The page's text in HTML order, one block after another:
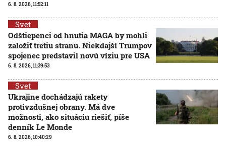
6. 8. 2026, 11:52:11
Svet
Odštiepenci od hnutia MAGA by mohli
založiť tretiu stranu. Niekdajší Trumpov
spojenec predstavil novú víziu pre USA
6. 8. 2026, 11:39:53
Svet
Ukrajine dochádzajú rakety
protivzdušnej obrany. Má dve
možnosti, ako situáciu riešiť, píše
denník Le Monde
6. 8. 2026, 10:40:29